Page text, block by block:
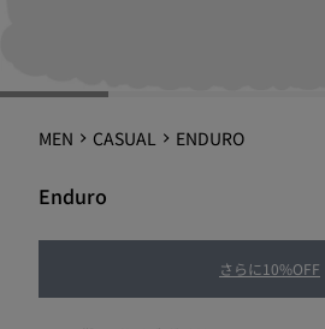
MEN CASUAL ENDURO
Enduro
さらに10%OFF